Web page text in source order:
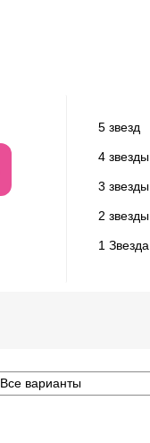
5 звезд
4 звезды
3 звезды
2 звезды
1 Звезда